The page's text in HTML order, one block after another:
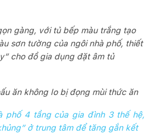
gàng, với tủ bếp màu trắng tạo
sơn tường của ngôi nhà phố, thiết
cho đồ gia dụng đặt âm tủ
ăn không lo bị đọng mùi thức ăn
phố 4 tầng của gia đình 3 thế hệ,
ở trung tâm để tăng gắn kết